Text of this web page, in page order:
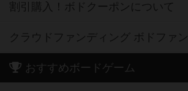
割引購入！ボドクーポンについて
クラウドファンディング ボドファン
おすすめボードゲーム